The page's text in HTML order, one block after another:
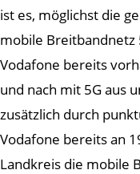
ist es, möglichst die
mobile Breitbandnetz
Vodafone bereits
und nach mit 5G aus
zusätzlich durch
Vodafone bereits an
Landkreis die mobile